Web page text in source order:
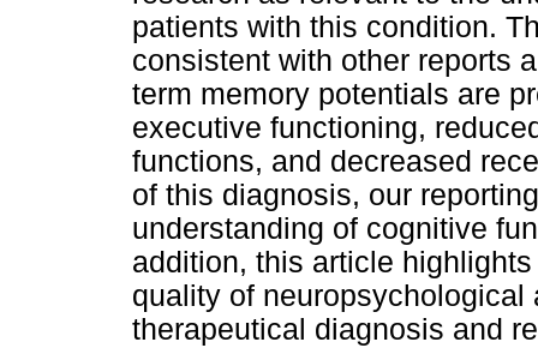
patients with this condition.
consistent with other reports
term memory potentials are
executive functioning,
functions, and decreased
of this diagnosis, our
understanding of cognitive
addition, this article
quality of
therapeutical diagnosis and